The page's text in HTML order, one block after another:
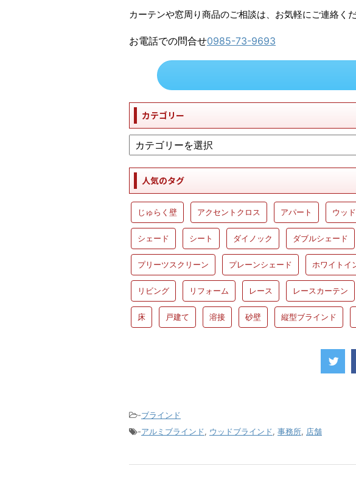
カーテンや窓周り商品のご相談は、お気軽にご連絡く
お電話での問合せ0985-73-9693
カテゴリー
人気のタグ
じゅらく壁 アクセントクロス アパート ウッ
シェード シート ダイノック ダブルシェード
プリーツスクリーン プレーンシェード ホワイトイ
リビング リフォーム レース レースカーテン
床 戸建て 溶接 砂壁 縦型ブラインド
-ブラインド
-アルミブラインド, ウッドブラインド, 事務所, 店舗